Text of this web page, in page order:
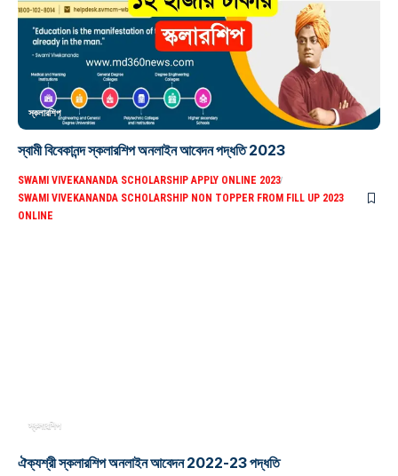
স্কলারশিপ
স্বামী বিবেকানন্দ স্কলারশিপ অনলাইন আবেদন পদ্ধতি 2023
SWAMI VIVEKANANDA SCHOLARSHIP APPLY ONLINE 2023
SWAMI VIVEKANANDA SCHOLARSHIP NON TOPPER FROM FILL UP 2023
ONLINE
স্কলারশিপ
ঐক্যশ্রী স্কলারশিপ অনলাইন আবেদন 2022-23 পদ্ধতি